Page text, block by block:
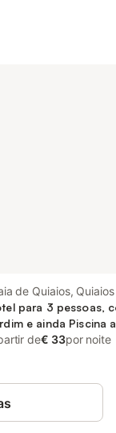
de Quiaios, Quiaios
para 3 pessoas,
e ainda Piscina
de€ 33por noite